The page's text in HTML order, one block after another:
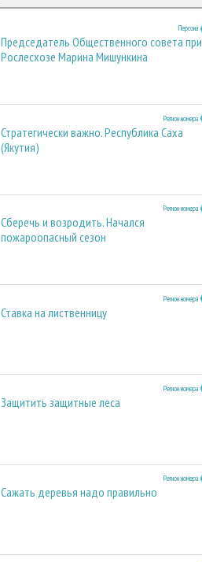
Персона
Председатель Общественного совета при
Рослесхозе Марина Мишункина
Регион номера
Стратегически важно. Республика Саха
(Якутия)
Регион номера
Сберечь и возродить. Начался
пожароопасный сезон
Регион номера
Ставка на лиственницу
Регион номера
Защитить защитные леса
Регион номера
Сажать деревья надо правильно